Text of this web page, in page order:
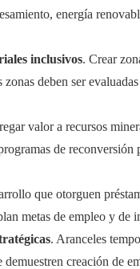
energía
inclusivos. Crear
deben ser
valor a recursos
de reconversión
que otorguen
metas de empleo y de
. Aranceles
creación de